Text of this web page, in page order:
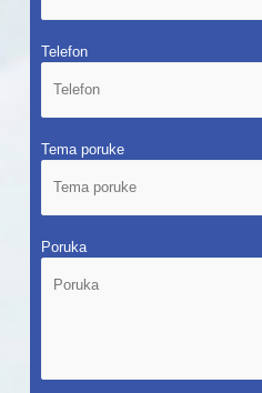
Telefon
Tema poruke
Poruka